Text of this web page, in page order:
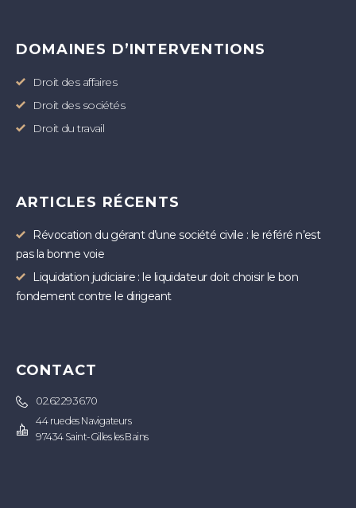
DOMAINES D’INTERVENTIONS
Droit des affaires
Droit des sociétés
Droit du travail
ARTICLES RÉCENTS
Révocation du gérant d’une société civile : le référé n’est
pas la bonne voie
Liquidation judiciaire : le liquidateur doit choisir le bon
fondement contre le dirigeant
CONTACT
02.62.29.36.70
44 rue des Navigateurs
97434 Saint-Gilles les Bains